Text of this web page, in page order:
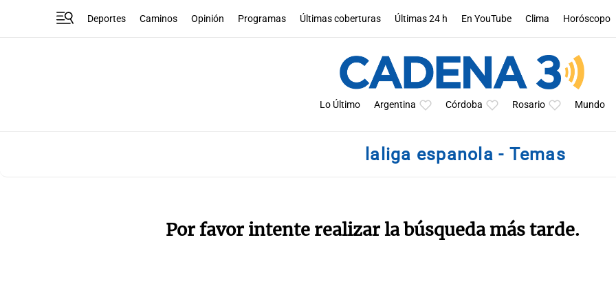
Deportes Caminos Opinión Programas Últimas coberturas Últimas 24 h En YouTube Clima Horóscopo
Lo Último Argentina Córdoba Rosario Mundo
laliga espanola - Temas
Por favor intente realizar la búsqueda más tarde.